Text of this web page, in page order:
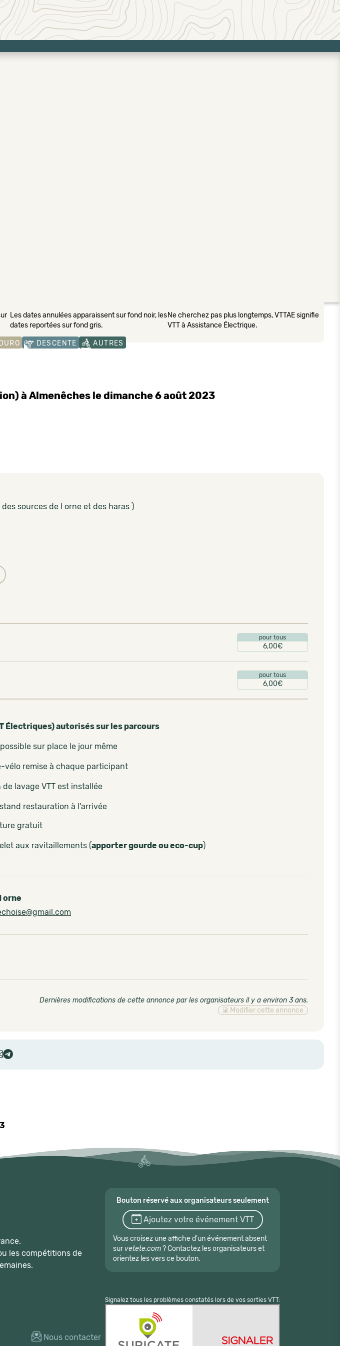
Les dates annulées apparaissent sur fond noir, les
dates reportées sur fond gris.
Ne cherchez pas plus longtemps, VTTAE signifie
VTT à Assistance Électrique.
DESCENTE AUTRES
à Almenêches le dimanche 6 août 2023
sources de l orne et des haras )
pour tous
6,00€
pour tous
6,00€
Électriques) autorisés sur les parcours
sur place le jour même
vélo remise à chaque participant
de lavage VTT est installée
restauration à l'arrivée
gratuit
aux ravitaillements (apporter gourde ou eco-cup)
orne
Dernières modifications de cette annonce par les organisateurs il y a environ 3 ans.
Modifier cette annonce
les compétitions de
Nous contacter
Bouton réservé aux organisateurs seulement
Ajoutez votre événement VTT
Vous croisez une affiche d'un événement absent
sur vetete.com? Contactez les organisateurs et
orientez les vers ce bouton.
Signalez tous les problèmes constatés lors de vos sorties VTT: